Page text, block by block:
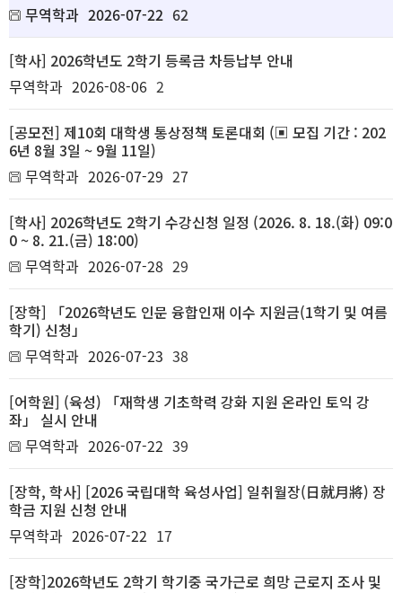
무역학과 2026-07-22 62
[학사] 2026학년도 2학기 등록금 차등납부 안내
무역학과 2026-08-06 2
[공모전] 제10회 대학생 통상정책 토론대회 (▣ 모집 기간 : 202
6년 8월 3일 ~ 9월 11일)
무역학과 2026-07-29 27
[학사] 2026학년도 2학기 수강신청 일정 (2026. 8. 18.(화) 09:0
0 ~ 8. 21.(금) 18:00)
무역학과 2026-07-28 29
[장학] 「2026학년도 인문 융합인재 이수 지원금(1학기 및 여름
학기) 신청」
무역학과 2026-07-23 38
[어학원] (육성) 「재학생 기초학력 강화 지원 온라인 토익 강
좌」 실시 안내
무역학과 2026-07-22 39
[장학, 학사] [2026 국립대학 육성사업] 일취월장(日就月將) 장
학금 지원 신청 안내
무역학과 2026-07-22 17
[장학]2026학년도 2학기 학기중 국가근로 희망 근로지 조사 및